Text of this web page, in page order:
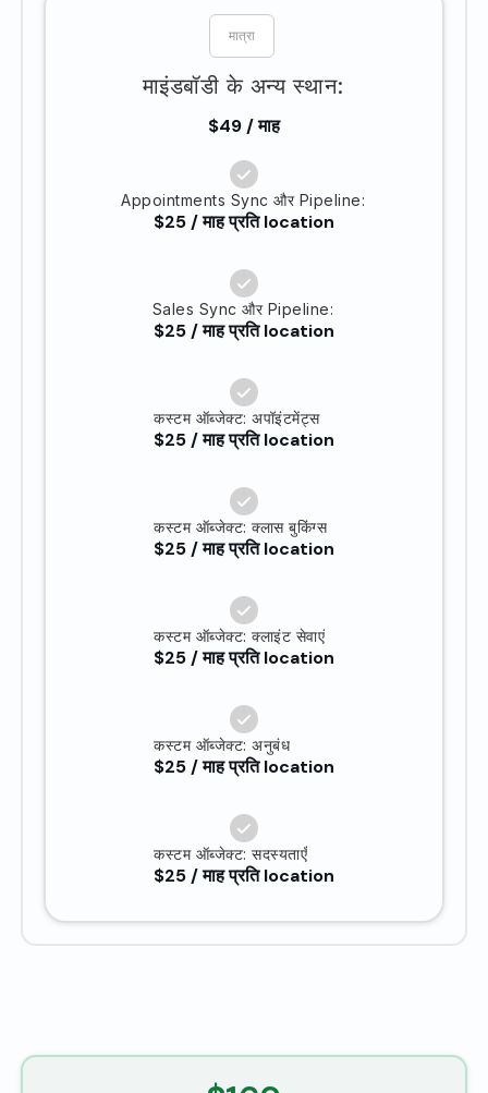
माइंडबॉडी के अन्य स्थान:
$49 / माह
Appointments Sync और Pipeline:
$25 / माह प्रति location
Sales Sync और Pipeline:
$25 / माह प्रति location
कस्टम ऑब्जेक्ट: अपॉइंटमेंट्स
$25 / माह प्रति location
कस्टम ऑब्जेक्ट: क्लास बुकिंग्स
$25 / माह प्रति location
कस्टम ऑब्जेक्ट: क्लाइंट सेवाएं
$25 / माह प्रति location
कस्टम ऑब्जेक्ट: अनुबंध
$25 / माह प्रति location
कस्टम ऑब्जेक्ट: सदस्यताएँ
$25 / माह प्रति location